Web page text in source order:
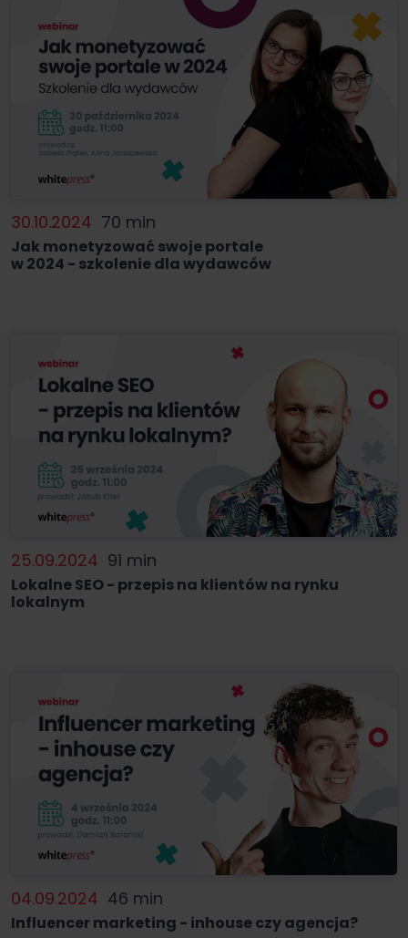
30.10.2024 70 min
Jak monetyzować swoje portale
w 2024 - szkolenie dla wydawców
25.09.2024 91 min
Lokalne SEO - przepis na klientów na rynku
lokalnym
04.09.2024 46 min
Influencer marketing - inhouse czy agencja?